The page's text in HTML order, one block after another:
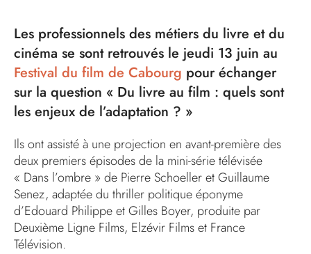
Les professionnels des métiers du livre et du
cinéma se sont retrouvés le jeudi 13 juin au
Festival du film de Cabourg pour échanger
sur la question « Du livre au film : quels sont
les enjeux de l’adaptation ? »
Ils ont assisté à une projection en avant-première des
deux premiers épisodes de la mini-série télévisée
« Dans l’ombre » de Pierre Schoeller et Guillaume
Senez, adaptée du thriller politique éponyme
d’Edouard Philippe et Gilles Boyer, produite par
Deuxième Ligne Films, Elzévir Films et France
Télévision.